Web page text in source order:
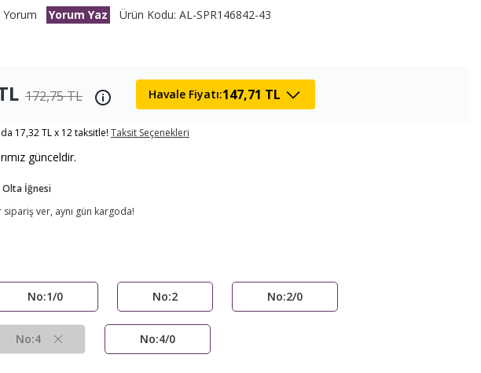
Yorum Yorum Yaz Ürün Kodu: AL-SPR146842-43
172,75 TL Havale Fiyatı:147,71 TL
17,32 TL x 12 taksitle! Taksit Seçenekleri
günceldir.
Olta İğnesi
ver, aynı gün kargoda!
No:1/0 No:2 No:2/0
No:4 No:4/0